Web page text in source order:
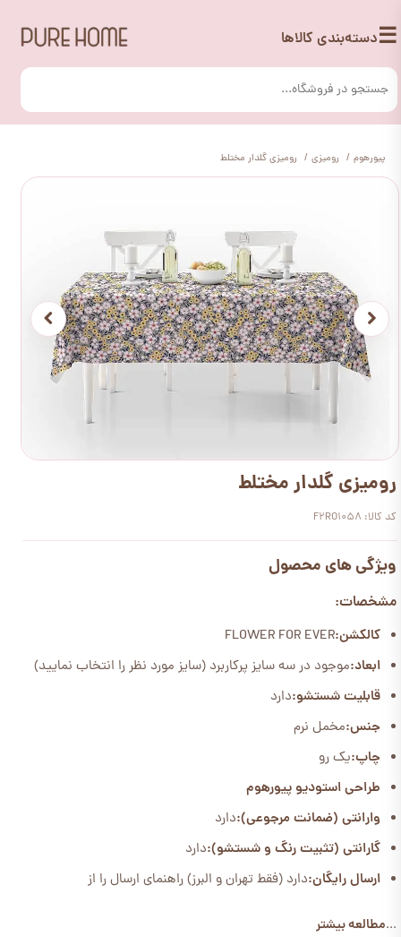
☰دسته‌بندی کالاها
پیورهوم رومیزی رومیزی گلدار مختلط
رومیزی گلدار مختلط
کد کالا: F2RO1058
ویژگی های محصول
مشخصات:
کالکشن:FLOWER FOR EVER
ابعاد:موجود در سه سایز پرکاربرد (سایز مورد نظر را انتخاب نمایید)
قابلیت شستشو:دارد
جنس:مخمل نرم
چاپ:یک رو
طراحی استودیو پیورهوم
وارانتی (ضمانت مرجوعی):دارد
گارانتی (تثبیت رنگ و شستشو):دارد
ارسال رایگان:دارد (فقط تهران و البرز) راهنمای ارسال را از
...مطالعه بیشتر